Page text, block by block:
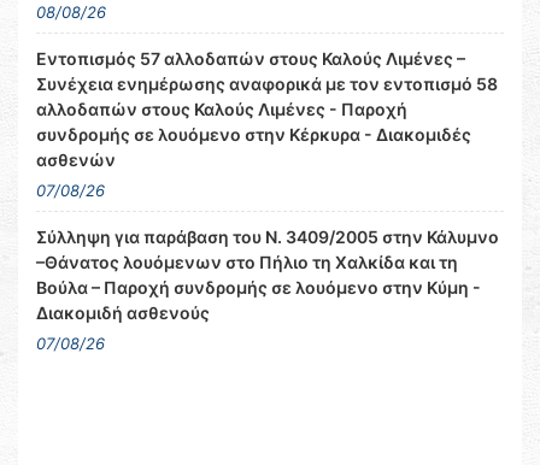
08/08/26
Εντοπισμός 57 αλλοδαπών στους Καλούς Λιμένες –
Συνέχεια ενημέρωσης αναφορικά με τον εντοπισμό 58
αλλοδαπών στους Καλούς Λιμένες - Παροχή
συνδρομής σε λουόμενο στην Κέρκυρα - Διακομιδές
ασθενών
07/08/26
Σύλληψη για παράβαση του Ν. 3409/2005 στην Κάλυμνο
–Θάνατος λουόμενων στο Πήλιο τη Χαλκίδα και τη
Βούλα – Παροχή συνδρομής σε λουόμενο στην Κύμη -
Διακομιδή ασθενούς
07/08/26